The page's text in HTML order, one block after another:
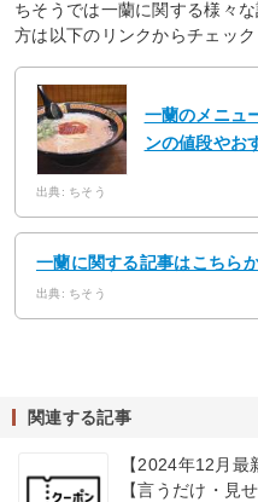
ちそうでは一蘭に関する様々
方は以下のリンクからチェック
一蘭のメニュ
ンの値段やお
出典: ちそう
一蘭に関する記事はこちら
出典: ちそう
関連する記事
【2024年12月最
【言うだけ・見